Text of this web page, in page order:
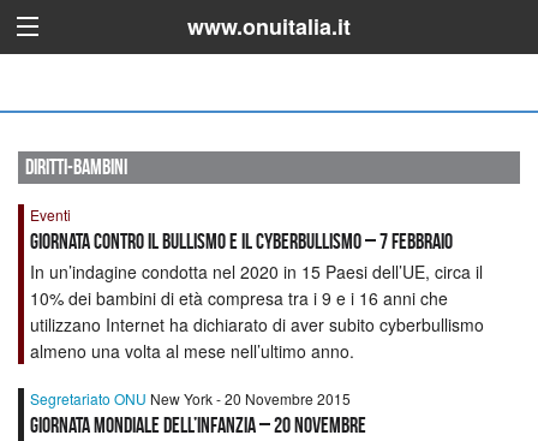
www.onuitalia.it
diritti-bambini
Eventi
Giornata contro il Bullismo e il Cyberbullismo – 7 febbraio
In un’indagine condotta nel 2020 in 15 Paesi dell’UE, circa il
10% dei bambini di età compresa tra i 9 e i 16 anni che
utilizzano Internet ha dichiarato di aver subito cyberbullismo
almeno una volta al mese nell’ultimo anno.
Segretariato ONU New York - 20 Novembre 2015
GIORNATA MONDIALE DELL’INFANZIA – 20 NOVEMBRE